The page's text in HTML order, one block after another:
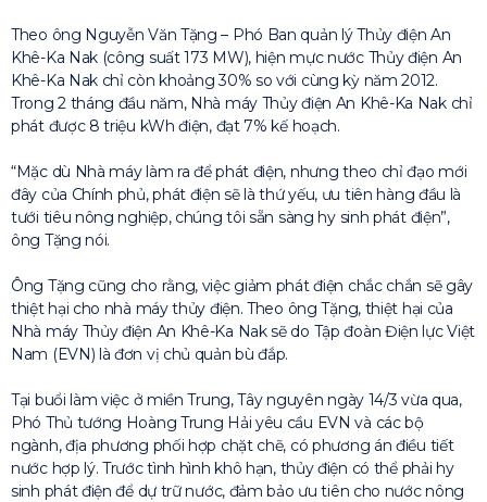
Theo ông Nguyễn Văn Tặng – Phó Ban quản lý Thủy điện An
Khê-Ka Nak (công suất 173 MW), hiện mực nước Thủy điện An
Khê-Ka Nak chỉ còn khoảng 30% so với cùng kỳ năm 2012.
Trong 2 tháng đầu năm, Nhà máy Thủy điện An Khê-Ka Nak chỉ
phát được 8 triệu kWh điện, đạt 7% kế hoạch.
“Mặc dù Nhà máy làm ra để phát điện, nhưng theo chỉ đạo mới
đây của Chính phủ, phát điện sẽ là thứ yếu, ưu tiên hàng đầu là
tưới tiêu nông nghiệp, chúng tôi sẵn sàng hy sinh phát điện”,
ông Tặng nói.
Ông Tặng cũng cho rằng, việc giảm phát điện chắc chắn sẽ gây
thiệt hại cho nhà máy thủy điện. Theo ông Tặng, thiệt hại của
Nhà máy Thủy điện An Khê-Ka Nak sẽ do Tập đoàn Điện lực Việt
Nam (EVN) là đơn vị chủ quản bù đắp.
Tại buổi làm việc ở miền Trung, Tây nguyên ngày 14/3 vừa qua,
Phó Thủ tướng Hoàng Trung Hải yêu cầu EVN và các bộ
ngành, địa phương phối hợp chặt chẽ, có phương án điều tiết
nước hợp lý. Trước tình hình khô hạn, thủy điện có thể phải hy
sinh phát điện để dự trữ nước, đảm bảo ưu tiên cho nước nông